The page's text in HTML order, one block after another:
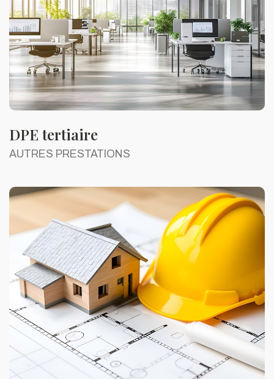
DPE tertiaire
AUTRES PRESTATIONS